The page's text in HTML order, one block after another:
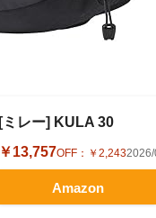
[ミレー] KULA 30
￥13,757OFF： ￥2,243
Amazon